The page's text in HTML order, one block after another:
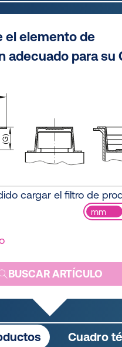
el elemento de
adecuado para su
cargar el filtro de
mm
BUSCAR ARTÍCULO
Cuadro